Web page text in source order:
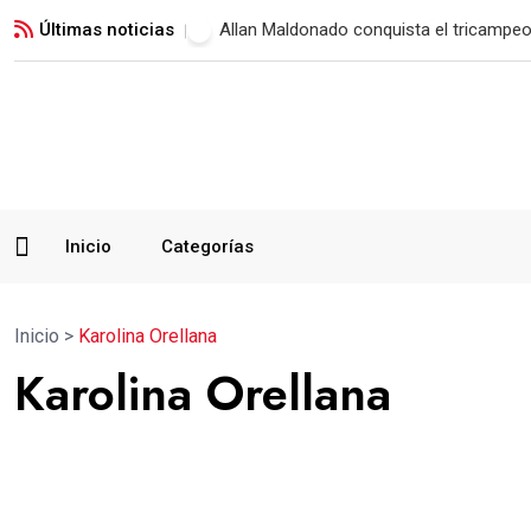
Últimas noticias Municipal vence a Verdes FC y suma
Inicio Categorías
Inicio > Karolina Orellana
Karolina Orellana